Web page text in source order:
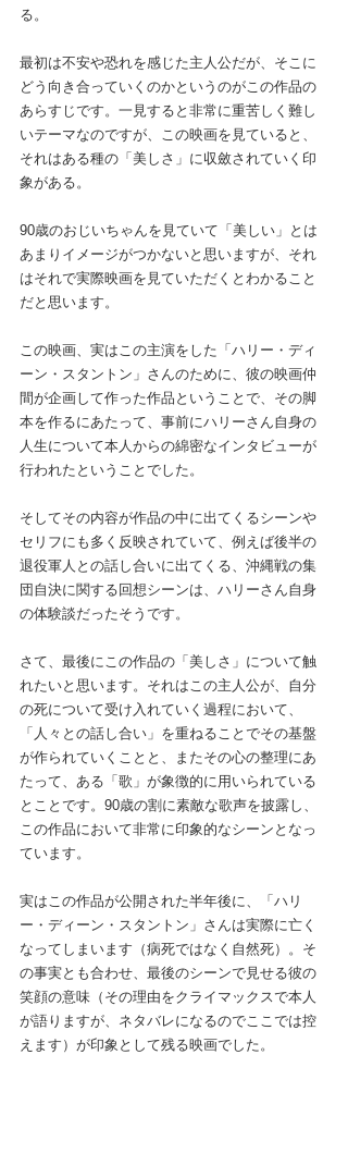
る。
最初は不安や恐れを感じた主人公だが、そこに
どう向き合っていくのかというのがこの作品の
あらすじです。一見すると非常に重苦しく難し
いテーマなのですが、この映画を見ていると、
それはある種の「美しさ」に収斂されていく印
象がある。
90歳のおじいちゃんを見ていて「美しい」とは
あまりイメージがつかないと思いますが、それ
はそれで実際映画を見ていただくとわかること
だと思います。
この映画、実はこの主演をした「ハリー・ディ
ーン・スタントン」さんのために、彼の映画仲
間が企画して作った作品ということで、その脚
本を作るにあたって、事前にハリーさん自身の
人生について本人からの綿密なインタビューが
行われたということでした。
そしてその内容が作品の中に出てくるシーンや
セリフにも多く反映されていて、例えば後半の
退役軍人との話し合いに出てくる、沖縄戦の集
団自決に関する回想シーンは、ハリーさん自身
の体験談だったそうです。
さて、最後にこの作品の「美しさ」について触
れたいと思います。それはこの主人公が、自分
の死について受け入れていく過程において、
「人々との話し合い」を重ねることでその基盤
が作られていくことと、またその心の整理にあ
たって、ある「歌」が象徴的に用いられている
とことです。90歳の割に素敵な歌声を披露し、
この作品において非常に印象的なシーンとなっ
ています。
実はこの作品が公開された半年後に、「ハリ
ー・ディーン・スタントン」さんは実際に亡く
なってしまいます（病死ではなく自然死）。そ
の事実とも合わせ、最後のシーンで見せる彼の
笑顔の意味（その理由をクライマックスで本人
が語りますが、ネタバレになるのでここでは控
えます）が印象として残る映画でした。